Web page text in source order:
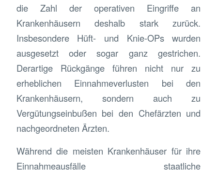
die Zahl der operativen Eingriffe an
Krankenhäusern deshalb stark zurück.
Insbesondere Hüft- und Knie-OPs wurden
ausgesetzt oder sogar ganz gestrichen.
Derartige Rückgänge führen nicht nur zu
erheblichen Einnahmeverlusten bei den
Krankenhäusern, sondern auch zu
Vergütungseinbußen bei den Chefärzten und
nachgeordneten Ärzten.
Während die meisten Krankenhäuser für ihre
Einnahmeausfälle staatliche